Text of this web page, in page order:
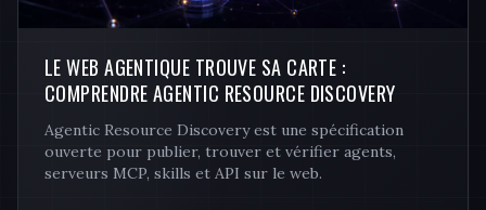
LE WEB AGENTIQUE TROUVE SA CARTE :
COMPRENDRE AGENTIC RESOURCE DISCOVERY
Agentic Resource Discovery est une spécification
ouverte pour publier, trouver et vérifier agents,
serveurs MCP, skills et API sur le web.